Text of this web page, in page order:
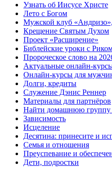
Узнать об Иисусе Христе
Лето с Богом
Мужской клуб
Крещение Святым Духом
Проект «Расширение»
Библейские уроки с
Пророческое слово на
Актуальные онлайн-
Онлайн-курсы для
Долги, кредиты
Служение Дэнис Реннер
Материалы для партнёров
Найти домашнюю группу
Зависимость
Исцеление
Десятина: принесите и
Семья и отношения
Преуспевание и
Дети, подростки